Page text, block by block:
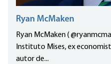
Ryan McMaken
Ryan McMaken (
Instituto Mises, ex
autor de...